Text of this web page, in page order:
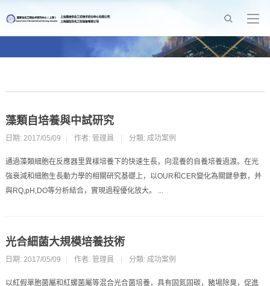
藻類自培養與中試研究
日期: 2017/05/09 作者: 管理員 分類: 成功案例
通過藻類細胞在反應器里異樣培養下的快速生長，向混養的自養培養過渡。在光
強衰減和細胞生長動力學的相關研究基礎上，以OUR和CER變化為關鍵參數，并
與RQ,pH,DO等分析結合，實現過程優化放大。 ...
光合細菌大規模培養技術
日期: 2017/05/09 作者: 管理員 分類: 成功案例
以紅假單胞菌屬和紅螺菌屬等混合光合菌培養，具有固氮固碳，豬場除臭，促進